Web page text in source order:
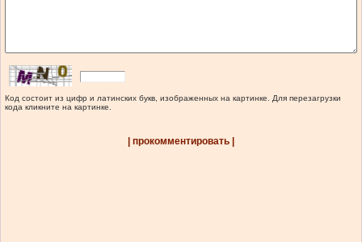
Код состоит из цифр и латинских букв, изображенных на картинке. Для перезагрузки
кода кликните на картинке.
| прокомментировать |